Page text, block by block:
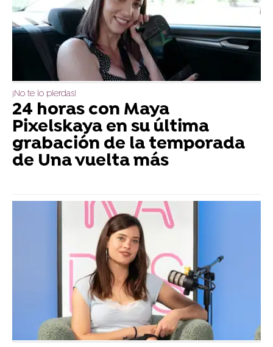
¡No te lo pierdas!
24 horas con Maya
Pixelskaya en su última
grabación de la temporada
de Una vuelta más